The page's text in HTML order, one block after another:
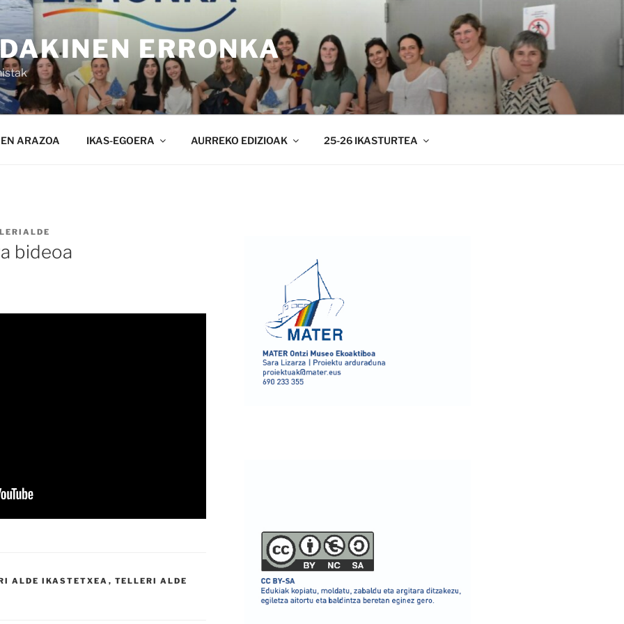
ERRONKA
ARAZOA IKAS-EGOERA AURREKO EDIZIOAK 25-26 IKASTURTEA
bideoa
ALDE IKASTETXEA , TELLERI ALDE